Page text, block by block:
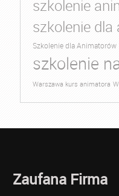
szkolenie
szkolenie
Szkolenie dla Animatorów
szkolenie
Warszawa kurs animatora
Zaufana Firma